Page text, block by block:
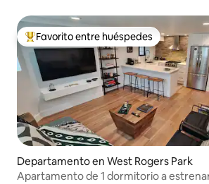
De los mejores en Favorito entre
Favorito entre huéspedes
Departamento en West Rogers Park
Apartamento de 1 dormitorio a